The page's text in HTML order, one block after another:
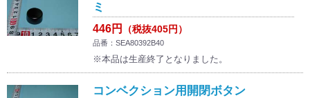
ミ
446円 （税抜405円）
品番：SEA80392B40
※本品は生産終了となりました。
コンベクション用開閉ボタン